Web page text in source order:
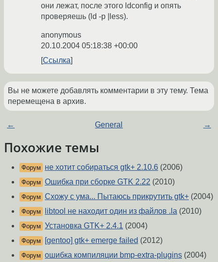
они лежат, после этого ldconfig и опять
проверяешь (ld -p |less).
anonymous
20.10.2004 05:18:38 +00:00
Ссылка
Вы не можете добавлять комментарии в эту тему. Тема
перемещена в архив.
← General →
Похожие темы
Форум не хотит собираться gtk+ 2.10.6 (2006)
Форум Ошибка при сборке GTK 2.22 (2010)
Форум Схожу с ума... Пытаюсь прикрутить gtk+ (2004)
Форум libtool не находит один из файлов .la (2010)
Форум Установка GTK+ 2.4.1 (2004)
Форум [gentoo] gtk+ emerge failed (2012)
Форум ошибка компиляции bmp-extra-plugins (2004)